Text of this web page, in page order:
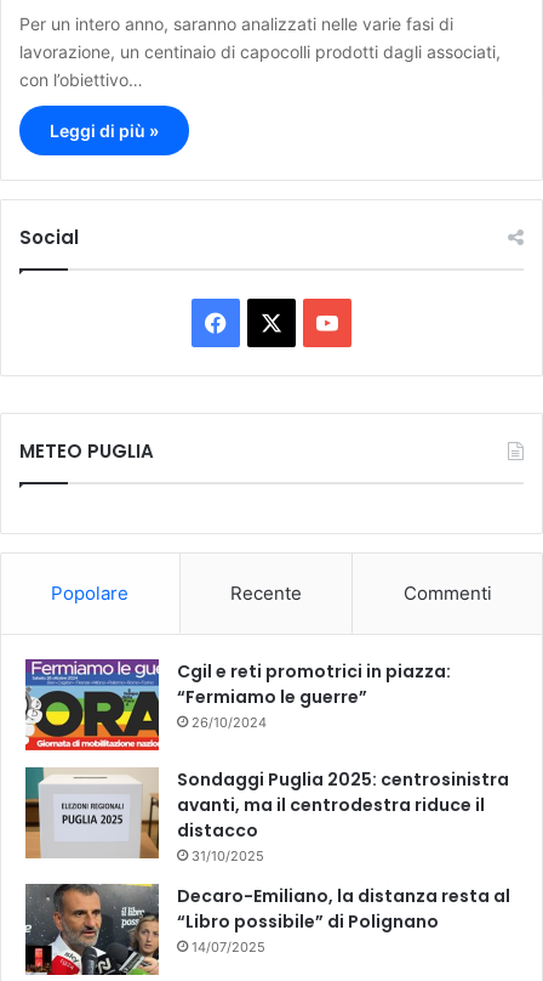
Per un intero anno, saranno analizzati nelle varie fasi di
lavorazione, un centinaio di capocolli prodotti dagli associati,
con l’obiettivo…
Leggi di più »
Social
a
c
k
o
u
METEO PUGLIA
Popolare Recente Commenti
Cgil e reti promotrici in piazza:
“Fermiamo le guerre”
26/10/2024
Sondaggi Puglia 2025: centrosinistra
avanti, ma il centrodestra riduce il
distacco
31/10/2025
Decaro-Emiliano, la distanza resta al
“Libro possibile” di Polignano
14/07/2025